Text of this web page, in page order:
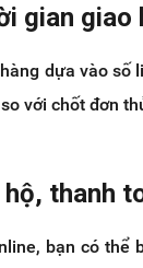
gian giao
dựa vào số
với chốt đơn
thanh
bạn có thể